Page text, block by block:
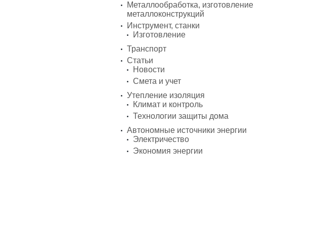
Металлообработка, изготовление
металлоконструкций
Инструмент, станки
Изготовление
Транспорт
Статьи
Новости
Смета и учет
Утепление изоляция
Климат и контроль
Технологии защиты дома
Автономные источники энергии
Электричество
Экономия энергии